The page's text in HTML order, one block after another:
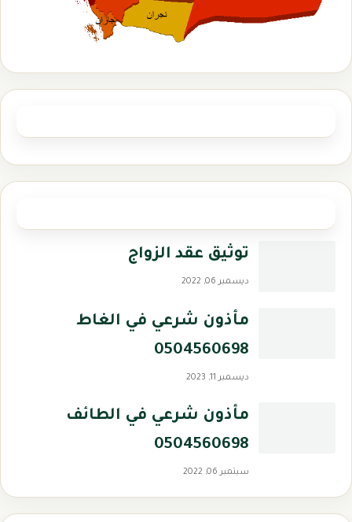
توثيق عقد الزواج
ديسمبر 06, 2022
مأذون شرعي في الغاط
0504560698
ديسمبر 11, 2023
مأذون شرعي في الطائف
0504560698
سبتمبر 06, 2022